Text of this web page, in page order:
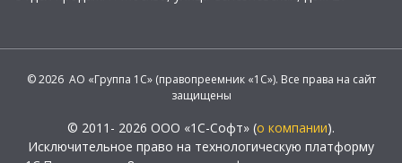
© 2026 АО «Группа 1С» (правопреемник «1С»). Все права на сайт
защищены
© 2011- 2026 ООО «1С-Софт» (о компании).
Исключительное право на технологическую платформу